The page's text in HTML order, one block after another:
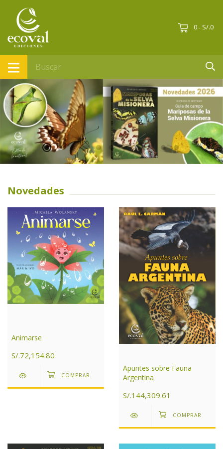
0 - S/.0
Novedades
Animarse
S/.72,154.80
Apuntes sobre Fauna
Argentina
S/.144,309.61